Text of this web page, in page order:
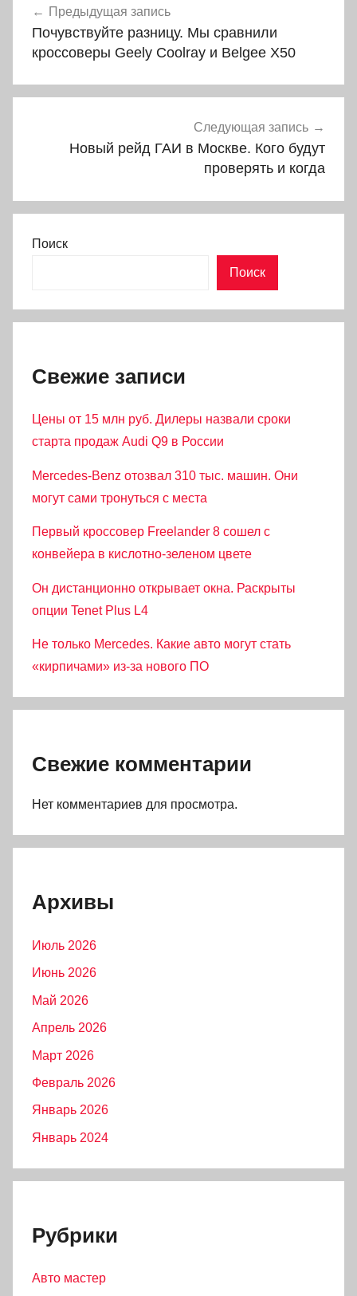
по
записям
Предыдущая запись
Почувствуйте разницу. Мы сравнили
кроссоверы Geely Coolray и Belgee X50
Следующая запись
Новый рейд ГАИ в Москве. Кого будут
проверять и когда
Поиск
Поиск
Свежие записи
Цены от 15 млн руб. Дилеры назвали сроки
старта продаж Audi Q9 в России
Mercedes-Benz отозвал 310 тыс. машин. Они
могут сами тронуться с места
Первый кроссовер Freelander 8 сошел с
конвейера в кислотно-зеленом цвете
Он дистанционно открывает окна. Раскрыты
опции Tenet Plus L4
Не только Mercedes. Какие авто могут стать
«кирпичами» из-за нового ПО
Свежие комментарии
Нет комментариев для просмотра.
Архивы
Июль 2026
Июнь 2026
Май 2026
Апрель 2026
Март 2026
Февраль 2026
Январь 2026
Январь 2024
Рубрики
Авто мастер